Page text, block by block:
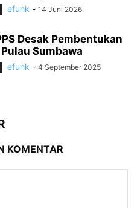
efunk - 14 Juni 2026
Desak Pembentukan
Sumbawa
efunk - 4 September 2025
KOMENTAR